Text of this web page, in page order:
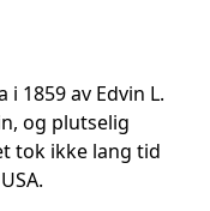
1859 av Edvin L.
og plutselig
tok ikke lang tid